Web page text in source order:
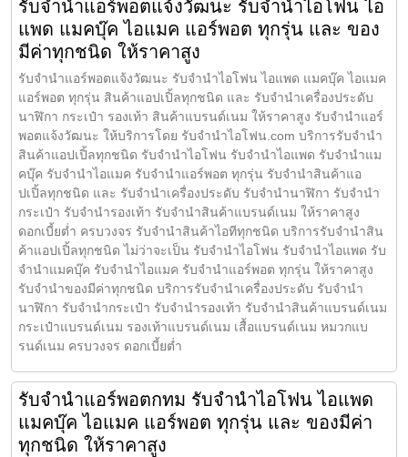
รับจำนำแอร์พอตแจ้งวัฒนะ รับจำนำไอโฟน ไอ
แพด แมคบุ๊ค ไอแมค แอร์พอต ทุกรุ่น และ ของ
มีค่าทุกชนิด ให้ราคาสูง
รับจำนำแอร์พอตแจ้งวัฒนะ รับจำนำไอโฟน ไอแพด แมคบุ๊ค ไอแมค
แอร์พอต ทุกรุ่น สินค้าแอปเปิ้ลทุกชนิด และ รับจำนำเครื่องประดับ
นาฬิกา กระเป๋า รองเท้า สินค้าแบรนด์เนม ให้ราคาสูง รับจำนำแอร์
พอตแจ้งวัฒนะ ให้บริการโดย รับจํานําไอโฟน.com บริการรับจำนำ
สินค้าแอปเปิ้ลทุกชนิด รับจำนำไอโฟน รับจำนำไอแพด รับจำนำแม
คบุ๊ค รับจำนำไอแมค รับจำนำแอร์พอต ทุกรุ่น รับจำนำสินค้าแอ
ปเปิ้ลทุกชนิด และ รับจำนำเครื่องประดับ รับจำนำนาฬิกา รับจำนำ
กระเป๋า รับจำนำรองเท้า รับจำนำสินค้าแบรนด์เนม ให้ราคาสูง
ดอกเบี้ยต่ำ ครบวงจร รับจำนำสินค้าไอทีทุกชนิด บริการรับจำนำสิน
ค้าแอปเปิ้ลทุกชนิด ไม่ว่าจะเป็น รับจำนำไอโฟน รับจำนำไอแพด รับ
จำนำแมคบุ๊ค รับจำนำไอแมค รับจำนำแอร์พอต ทุกรุ่น ให้ราคาสูง
รับจำนำของมีค่าทุกชนิด บริการรับจำนำเครื่องประดับ รับจำนำ
นาฬิกา รับจำนำกระเป๋า รับจำนำรองเท้า รับจำนำสินค้าแบรนด์เนม
กระเป๋าแบรนด์เนม รองเท้าแบรนด์เนม เสื้อแบรนด์เนม หมวกแบ
รนด์เนม ครบวงจร ดอกเบี้ยต่ำ
รับจำนำแอร์พอตกทม รับจำนำไอโฟน ไอแพด
แมคบุ๊ค ไอแมค แอร์พอต ทุกรุ่น และ ของมีค่า
ทุกชนิด ให้ราคาสูง